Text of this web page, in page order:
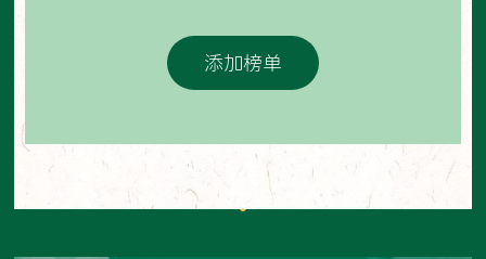
添加榜单